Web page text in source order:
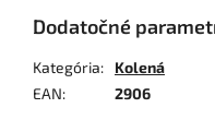
Dodatočné
Kategória:
Kolená
EAN: 2906